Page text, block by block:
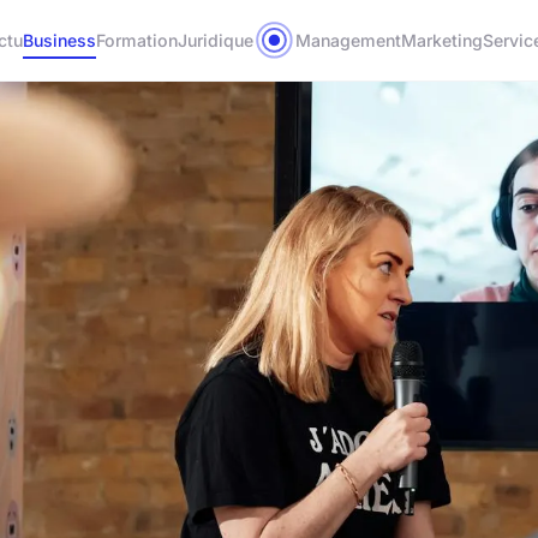
BusinessFormationJuridique ManagementMarketing